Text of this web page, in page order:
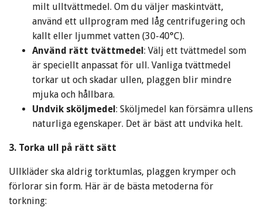
milt ulltvättmedel. Om du väljer maskintvätt,
använd ett ullprogram med låg centrifugering och
kallt eller ljummet vatten (30-40°C).
Använd rätt tvättmedel: Välj ett tvättmedel som
är speciellt anpassat för ull. Vanliga tvättmedel
torkar ut och skadar ullen, plaggen blir mindre
mjuka och hållbara.
Undvik sköljmedel: Sköljmedel kan försämra ullens
naturliga egenskaper. Det är bäst att undvika helt.
3. Torka ull på rätt sätt
Ullkläder ska aldrig torktumlas, plaggen krymper och
förlorar sin form. Här är de bästa metoderna för
torkning: